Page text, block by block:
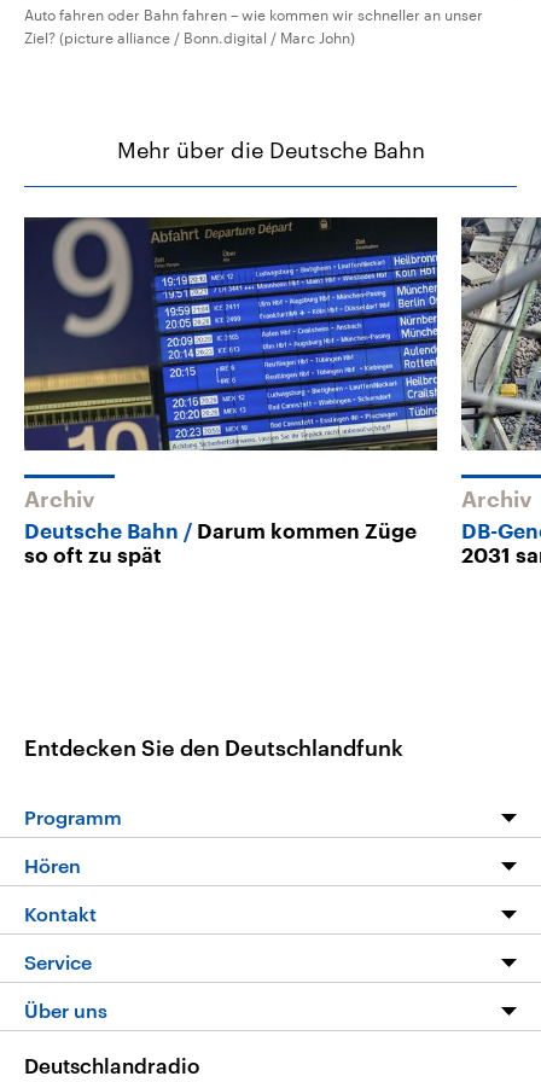
Auto fahren oder Bahn fahren – wie kommen wir schneller an unser
Ziel? (picture alliance / Bonn.digital / Marc John)
Mehr über die Deutsche Bahn
Archiv
Deutsche Bahn
Darum kommen Züge
so oft zu spät
Archiv
DB-
2031
Entdecken Sie den Deutschlandfunk
Programm
Programm
Die Nachrichten
Nachrichtenleicht
Neue Beiträge auf dlf.de
Hören
Livestream
Podcasts
Deutschlandfunk App
Nachrichten App
Kontakt
Hörerservice
Service
FAQ
Über uns
Deutschlandradio